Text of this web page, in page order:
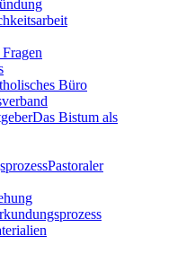
Büro
Das Bistum als
Pastoraler